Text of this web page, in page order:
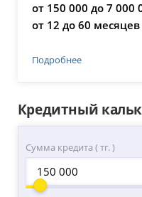
от 150 000 до 7 000
от 12 до 60 месяцев
Подробнее
Кредитный
Сумма кредита ( тг. )